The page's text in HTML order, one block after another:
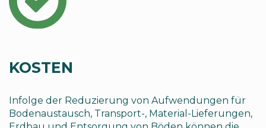
KOSTEN
Infolge der Reduzierung von Aufwendungen für
Bodenaustausch, Transport-, Material-Lieferungen,